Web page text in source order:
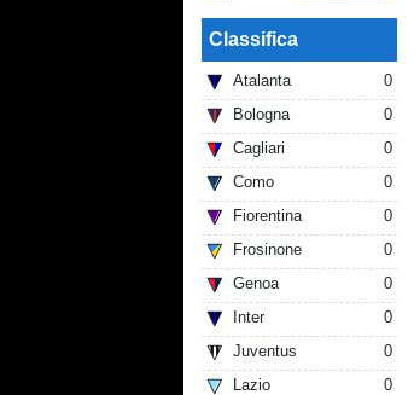
Classifica
Atalanta
0
Bologna
0
Cagliari
0
Como
0
Fiorentina
0
Frosinone
0
Genoa
0
Inter
0
Juventus
0
Lazio
0